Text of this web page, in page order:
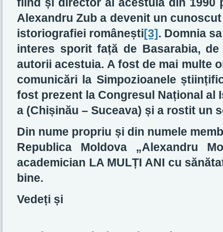
Alexandru Zub a devenit un
istoriografiei românești[3]. Domnia
interes sporit față de Basarabia,
autorii acestuia. A fost de mai multe
comunicări la Simpozioanele
fost prezent la Congresul Național al
a (Chișinău – Suceava) și a rostit un
Din nume propriu și din numele
Republica Moldova „Alexandru
academician LA MULȚI ANI cu
bine.
Vedeți și